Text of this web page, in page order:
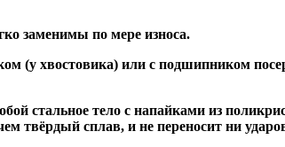
заменимы по мере износа.
(у хвостовика) или с подшипником
стальное тело с напайками из
сплав, и не переносит ни